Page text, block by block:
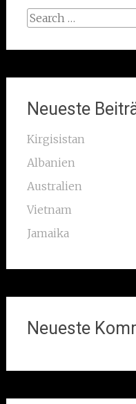
Search
Neueste
Kirgisistan
Albanien
Australien
Vietnam
Jamaika
Neueste